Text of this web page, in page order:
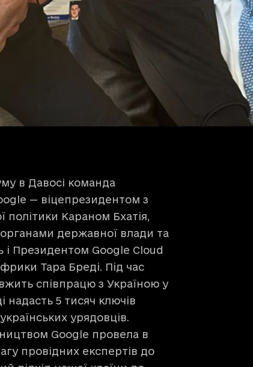
в Давосі команда
— віцепрезидентом з
політики Караном Бхатія,
державної влади та
і Президентом Google Cloud
Тара Бреді. Під час
співпрацю з Україною у
надасть 5 тисяч ключів
урядовців.
Google провела в
провідних експертів до